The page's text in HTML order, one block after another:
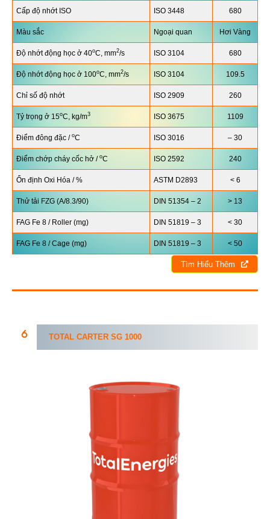
Cấp độ nhớt ISO ISO 3448 680
Màu sắc Ngoại quan Hơi Vàng
Độ nhớt động học ở 40oC, mm2/s ISO 3104 680
Độ nhớt động học ở 100oC, mm2/s ISO 3104 109.5
Chỉ số độ nhớt ISO 2909 260
Tỷ trọng ở 15oC, kg/m3 ISO 3675 1109
Điểm đông đặc / oC ISO 3016 – 30
Điểm chớp cháy cốc hở / oC ISO 2592 240
Ổn định Oxi Hóa / % ASTM D2893 < 6
Thử tải FZG (A/8.3/90) DIN 51354 – 2 > 13
FAG Fe 8 / Roller (mg) DIN 51819 – 3 < 30
FAG Fe 8 / Cage (mg) DIN 51819 – 3 < 50
Tìm Hiểu Thêm
TOTAL CARTERSG 1000